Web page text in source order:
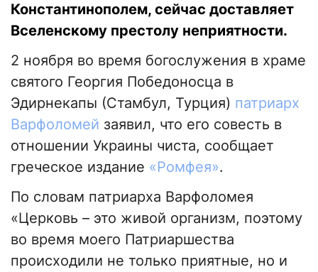
Константинополем, сейчас доставляет
Вселенскому престолу неприятности.
2 ноября во время богослужения в храме
святого Георгия Победоносца в
Эдирнекапы (Стамбул, Турция) патриарх
Варфоломей заявил, что его совесть в
отношении Украины чиста, сообщает
греческое издание «Ромфея».
По словам патриарха Варфоломея
«Церковь – это живой организм, поэтому
во время моего Патриаршества
происходили не только приятные, но и